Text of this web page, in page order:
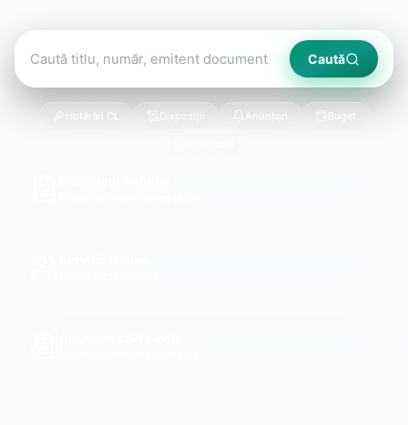
Caută
Hotărâri CL Dispoziții Anunțuri Buget